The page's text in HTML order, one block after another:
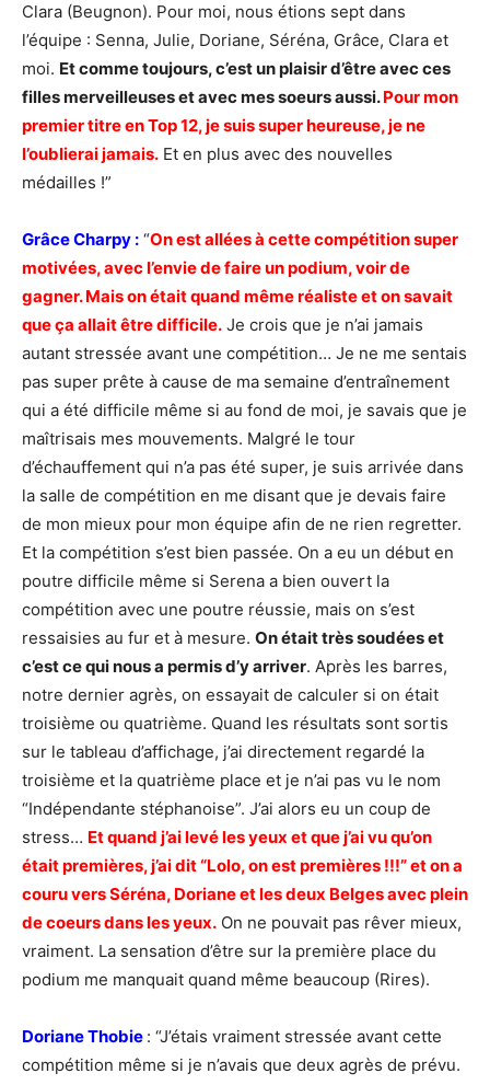
Clara (Beugnon). Pour moi, nous étions sept dans
l’équipe : Senna, Julie, Doriane, Séréna, Grâce, Clara et
moi. Et comme toujours, c’est un plaisir d’être avec ces
filles merveilleuses et avec mes soeurs aussi.Pour mon
premier titre en Top 12, je suis super heureuse, je ne
l’oublierai jamais. Et en plus avec des nouvelles
médailles !”
Grâce Charpy : “On est allées à cette compétition super
motivées, avec l’envie de faire un podium, voir de
gagner. Mais on était quand même réaliste et on savait
que ça allait être difficile. Je crois que je n’ai jamais
autant stressée avant une compétition… Je ne me sentais
pas super prête à cause de ma semaine d’entraînement
qui a été difficile même si au fond de moi, je savais que je
maîtrisais mes mouvements. Malgré le tour
d’échauffement qui n’a pas été super, je suis arrivée dans
la salle de compétition en me disant que je devais faire
de mon mieux pour mon équipe afin de ne rien regretter.
Et la compétition s’est bien passée. On a eu un début en
poutre difficile même si Serena a bien ouvert la
compétition avec une poutre réussie, mais on s’est
ressaisies au fur et à mesure. On était très soudées et
c’est ce qui nous a permis d’y arriver. Après les barres,
notre dernier agrès, on essayait de calculer si on était
troisième ou quatrième. Quand les résultats sont sortis
sur le tableau d’affichage, j’ai directement regardé la
troisième et la quatrième place et je n’ai pas vu le nom
“Indépendante stéphanoise”. J’ai alors eu un coup de
stress… Et quand j’ai levé les yeux et que j’ai vu qu’on
était premières, j’ai dit “Lolo, on est premières !!!” et on a
couru vers Séréna, Doriane et les deux Belges avec plein
de coeurs dans les yeux. On ne pouvait pas rêver mieux,
vraiment. La sensation d’être sur la première place du
podium me manquait quand même beaucoup (Rires).
Doriane Thobie : “J’étais vraiment stressée avant cette
compétition même si je n’avais que deux agrès de prévu.